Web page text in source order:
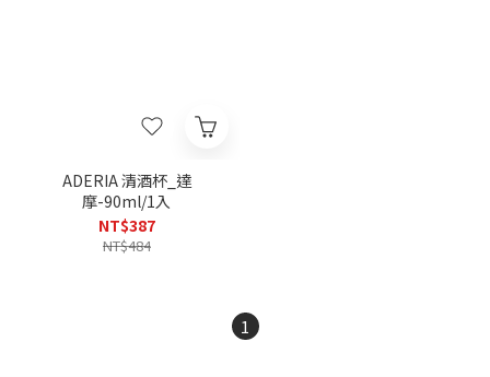
ADERIA 清酒杯_達
摩-90ml/1入
NT$387
NT$484
1